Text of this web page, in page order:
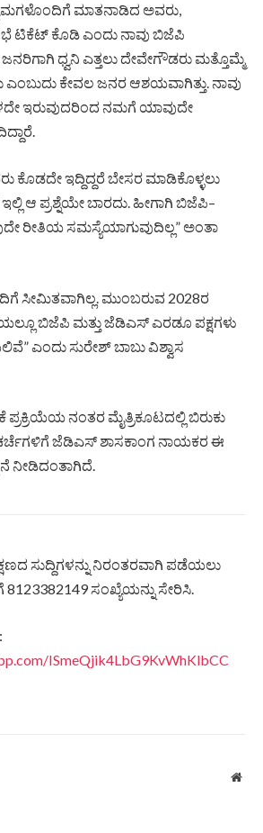
ಮಾತನಾಡಿದ ಅವರು,
ಟಿಕೆಟ್ ಕೊಡಿ ಎಂದು ನಾವು ಬಿಜೆಪಿ
ಧ್ವನಿ ಎತ್ತಲು ದೇವೇಗೌಡರು ಮತ್ತೊಮ್ಮೆ
ಕೇವಲ ಜನರ ಆಶಯವಾಗಿತ್ತು. ನಾವು
ಇರುವುದರಿಂದ ನಮಗೆ ಯಾವುದೇ
ಕೊಡದೇ ಇದ್ದಿದ್ದರೆ ಬೇಸರ ಮಾಡಿಕೊಳ್ಳಲು
ಇಲ್ಲಿ ಆ ಪ್ರಶ್ನೆಯೇ ಬಾರದು. ಹೀಗಾಗಿ ಬಿಜೆಪಿ–
ರೀತಿಯ ಸಮಸ್ಯೆಯಾಗುವುದಿಲ್ಲ” ಅಂತಾ
ಸೀಮಿತವಾಗಿಲ್ಲ. ಮುಂಬರುವ 2028ರ
ಬಿಜೆಪಿ ಮತ್ತು ಜೆಡಿಎಸ್ ಎರಡೂ ಪಕ್ಷಗಳು
ಎಂದು ಸುರೇಶ್ ಬಾಬು ವಿಶ್ವಾಸ
ನಂತರ ಮೈತ್ರಿಕೂಟದಲ್ಲಿ ಬಿರುಕು
ಜೆಡಿಎಸ್ ಶಾಸಕಾಂಗ ನಾಯಕರ ಈ
ನೀಡಿದಂತಾಗಿದೆ.
ಸುದ್ದಿಗಳನ್ನು ನಿರಂತರವಾಗಿ ಪಡೆಯಲು
8123382149 ಸಂಖ್ಯೆಯನ್ನು ಸೇರಿಸಿ.
ISmeQjik4LbG9KvWhKlbCC